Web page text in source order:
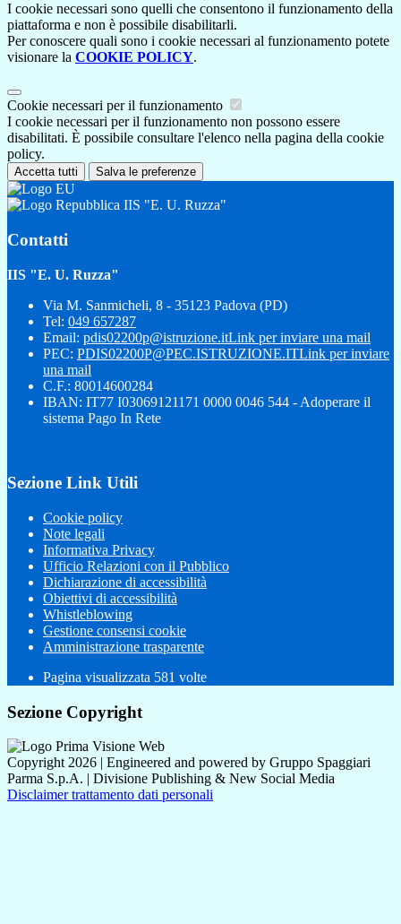
I cookie necessari sono quelli che consentono il funzionamento della
piattaforma e non è possibile disabilitarli.
Per conoscere quali sono i cookie necessari al funzionamento potete
visionare la COOKIE POLICY.
Cookie necessari per il funzionamento
I cookie necessari per il funzionamento non possono essere
disabilitati. È possibile consultare l'elenco nella pagina della cookie
policy.
Accetta tutti Salva le preferenze
IIS "E. U. Ruzza"
Contatti
IIS "E. U. Ruzza"
Via M. Sanmicheli, 8 - 35123 Padova (PD)
Tel: 049 657287
Email: pdis02200p@istruzione.itLink per inviare una mail
PEC: PDIS02200P@PEC.ISTRUZIONE.ITLink per inviare
una mail
C.F.: 80014600284
IBAN: IT77 I03069121171 0000 0046 544 - Adoperare il
sistema Pago In Rete
Sezione Link Utili
Cookie policy
Note legali
Informativa Privacy
Ufficio Relazioni con il Pubblico
Dichiarazione di accessibilità
Obiettivi di accessibilità
Whistleblowing
Gestione consensi cookie
Amministrazione trasparente
Pagina visualizzata 581 volte
Sezione Copyright
Copyright 2026 | Engineered and powered by Gruppo Spaggiari
Parma S.p.A. | Divisione Publishing & New Social Media
Disclaimer trattamento dati personali